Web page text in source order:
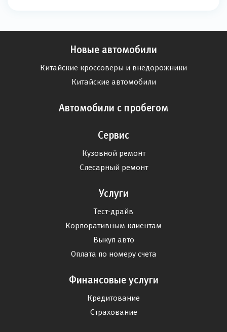
Новые автомобили
Китайские кроссоверы и внедорожники
Китайские автомобили
Автомобили с пробегом
Сервис
Кузовной ремонт
Слесарный ремонт
Услуги
Тест-драйв
Корпоративным клиентам
Выкуп авто
Оплата по номеру счета
Финансовые услуги
Кредитование
Страхование